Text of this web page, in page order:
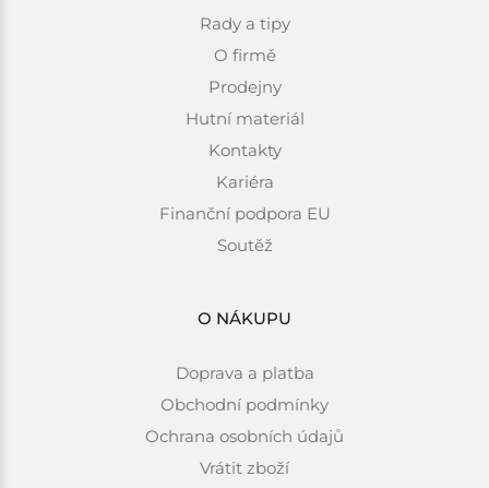
Rady a tipy
O firmě
Prodejny
Hutní materiál
Kontakty
Kariéra
Finanční podpora EU
Soutěž
O NÁKUPU
Doprava a platba
Obchodní podmínky
Ochrana osobních údajů
Vrátit zboží